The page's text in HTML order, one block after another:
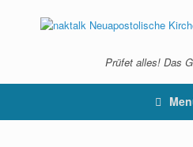
Prüfet alles! Das